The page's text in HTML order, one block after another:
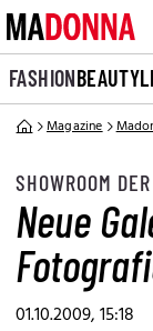
FASHIONBEAUTY
Magazine
SHOWROOM
Neue
01.10.2009, 15:18